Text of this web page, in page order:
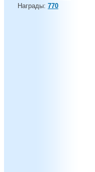
Награды: 770